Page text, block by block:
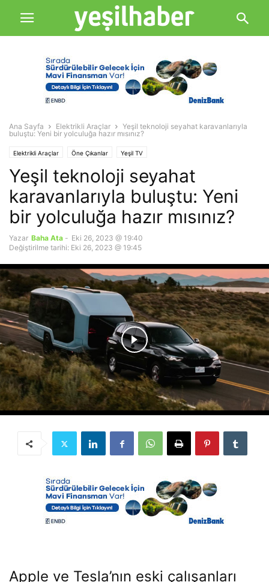
Ana Sayfa Elektrikli Araçlar
Yeşil teknoloji seyahat karavanlarıyla
buluştu: Yeni bir yolculuğa hazır mısınız?
Elektrikli Araçlar Öne Çıkanlar Yeşil TV
Yeşil teknoloji seyahat
karavanlarıyla buluştu: Yeni
bir yolculuğa hazır mısınız?
Yazar Baha Ata - Eki 26, 2023 @ 19:40
Değiştirilme tarihi: Eki 26, 2023 @ 19:45
Apple ve Tesla’nın eski çalışanları